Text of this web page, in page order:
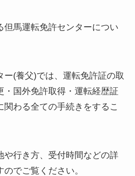
但馬運転免許センターについ
ー(養父)では、運転免許証の取
・国外免許取得・運転経歴証
関わる全ての手続きをするこ
や行き方、受付時間などの詳
でご覧ください。